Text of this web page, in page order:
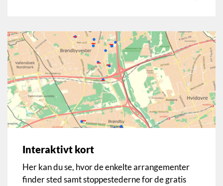
Interaktivt kort
Her kan du se, hvor de enkelte arrangementer
finder sted samt stoppestederne for de gratis